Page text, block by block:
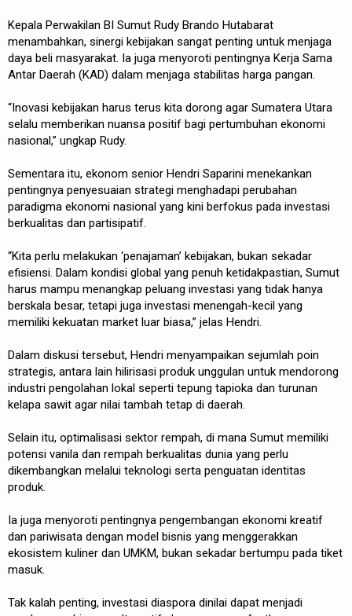
Kepala Perwakilan BI Sumut Rudy Brando Hutabarat
menambahkan, sinergi kebijakan sangat penting untuk menjaga
daya beli masyarakat. Ia juga menyoroti pentingnya Kerja Sama
Antar Daerah (KAD) dalam menjaga stabilitas harga pangan.
“Inovasi kebijakan harus terus kita dorong agar Sumatera Utara
selalu memberikan nuansa positif bagi pertumbuhan ekonomi
nasional,” ungkap Rudy.
Sementara itu, ekonom senior Hendri Saparini menekankan
pentingnya penyesuaian strategi menghadapi perubahan
paradigma ekonomi nasional yang kini berfokus pada investasi
berkualitas dan partisipatif.
“Kita perlu melakukan ‘penajaman’ kebijakan, bukan sekadar
efisiensi. Dalam kondisi global yang penuh ketidakpastian, Sumut
harus mampu menangkap peluang investasi yang tidak hanya
berskala besar, tetapi juga investasi menengah-kecil yang
memiliki kekuatan market luar biasa,” jelas Hendri.
Dalam diskusi tersebut, Hendri menyampaikan sejumlah poin
strategis, antara lain hilirisasi produk unggulan untuk mendorong
industri pengolahan lokal seperti tepung tapioka dan turunan
kelapa sawit agar nilai tambah tetap di daerah.
Selain itu, optimalisasi sektor rempah, di mana Sumut memiliki
potensi vanila dan rempah berkualitas dunia yang perlu
dikembangkan melalui teknologi serta penguatan identitas
produk.
Ia juga menyoroti pentingnya pengembangan ekonomi kreatif
dan pariwisata dengan model bisnis yang menggerakkan
ekosistem kuliner dan UMKM, bukan sekadar bertumpu pada tiket
masuk.
Tak kalah penting, investasi diaspora dinilai dapat menjadi